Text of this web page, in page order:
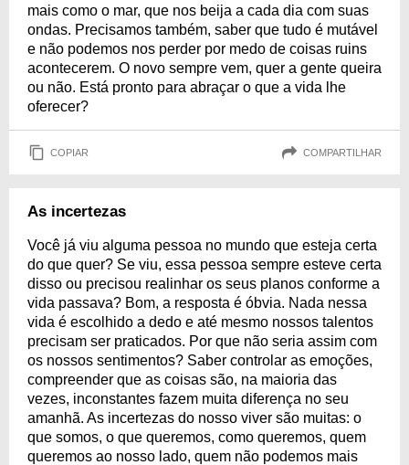
mais como o mar, que nos beija a cada dia com suas
ondas. Precisamos também, saber que tudo é mutável
e não podemos nos perder por medo de coisas ruins
acontecerem. O novo sempre vem, quer a gente queira
ou não. Está pronto para abraçar o que a vida lhe
oferecer?
COPIAR COMPARTILHAR
As incertezas
Você já viu alguma pessoa no mundo que esteja certa
do que quer? Se viu, essa pessoa sempre esteve certa
disso ou precisou realinhar os seus planos conforme a
vida passava? Bom, a resposta é óbvia. Nada nessa
vida é escolhido a dedo e até mesmo nossos talentos
precisam ser praticados. Por que não seria assim com
os nossos sentimentos? Saber controlar as emoções,
compreender que as coisas são, na maioria das
vezes, inconstantes fazem muita diferença no seu
amanhã. As incertezas do nosso viver são muitas: o
que somos, o que queremos, como queremos, quem
queremos ao nosso lado, quem não podemos mais